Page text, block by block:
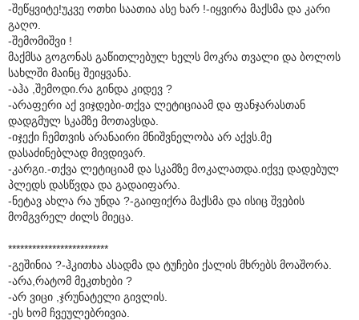
-შეწყვიტე!უკვე ოთხი საათია ასე ხარ !-იყვირა მაქსმა და კარი
გაღო.
-შემომიშვი !
მაქმსა გოგონას გაწითლებულ ხელს მოკრა თვალი და ბოლოს
სახლში მაინც შეიყვანა.
-აჰა ,შემოდი.რა გინდა კიდევ ?
-არაფერი აქ ვიჯდები-თქვა ლეტიციაამ და ფანჯარასთან
დადგმულ სკამზე მოთავსდა.
-იჯექი ჩემთვის არანაირი მნიშვნელობა არ აქვს.მე
დასაძინებლად მივდივარ.
-კარგი.-თქვა ლეტიციამ და სკამზე მოკალათდა.იქვე დადებულ
პლედს დასწვდა და გადაიფარა.
-ნეტავ ახლა რა უნდა ?-გაიფიქრა მაქსმა და ისიც შვების
მომგვრელ ძილს მიეცა.
*************************
-გეშინია ?-ჰკითხა ასადმა და ტუჩები ქალის მხრებს მოაშორა.
-არა,რატომ მეკთხები ?
-არ ვიცი ,ჯრუნატელი გივლის.
-ეს ხომ ჩვეულებრივია.